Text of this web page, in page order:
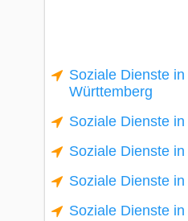
Soziale Dienste
Württemberg
Soziale Dienste
Soziale Dienste in
Soziale Dienste
Soziale Dienste